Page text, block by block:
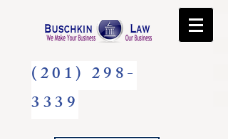
(201) 298-
3339